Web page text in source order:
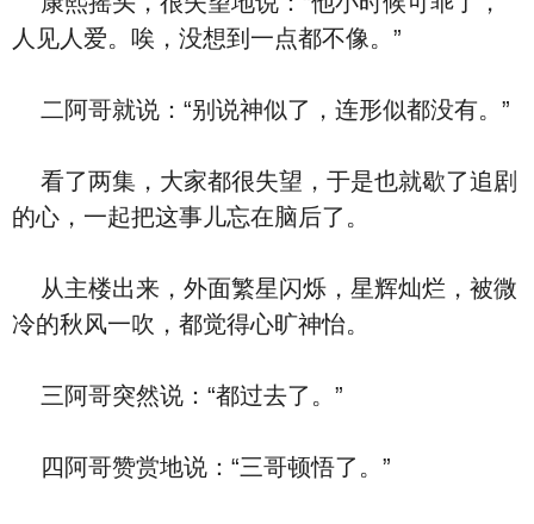
人见人爱。唉，没想到一点都不像。”
二阿哥就说：“别说神似了，连形似都没有。”
看了两集，大家都很失望，于是也就歇了追剧
的心，一起把这事儿忘在脑后了。
从主楼出来，外面繁星闪烁，星辉灿烂，被微
冷的秋风一吹，都觉得心旷神怡。
三阿哥突然说：“都过去了。”
四阿哥赞赏地说：“三哥顿悟了。”